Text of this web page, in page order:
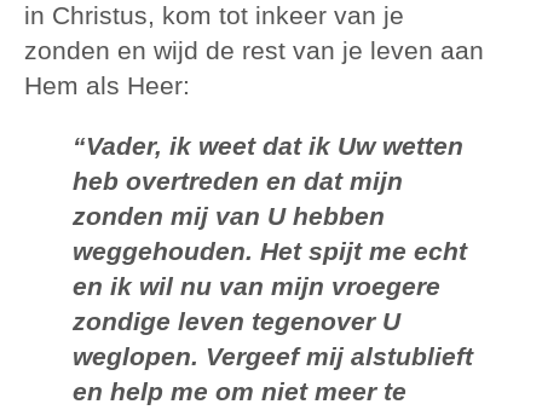
in Christus, kom tot inkeer van je
zonden en wijd de rest van je leven aan
Hem als Heer:
“Vader, ik weet dat ik Uw wetten
heb overtreden en dat mijn
zonden mij van U hebben
weggehouden. Het spijt me echt
en ik wil nu van mijn vroegere
zondige leven tegenover U
weglopen. Vergeef mij alstublieft
en help me om niet meer te